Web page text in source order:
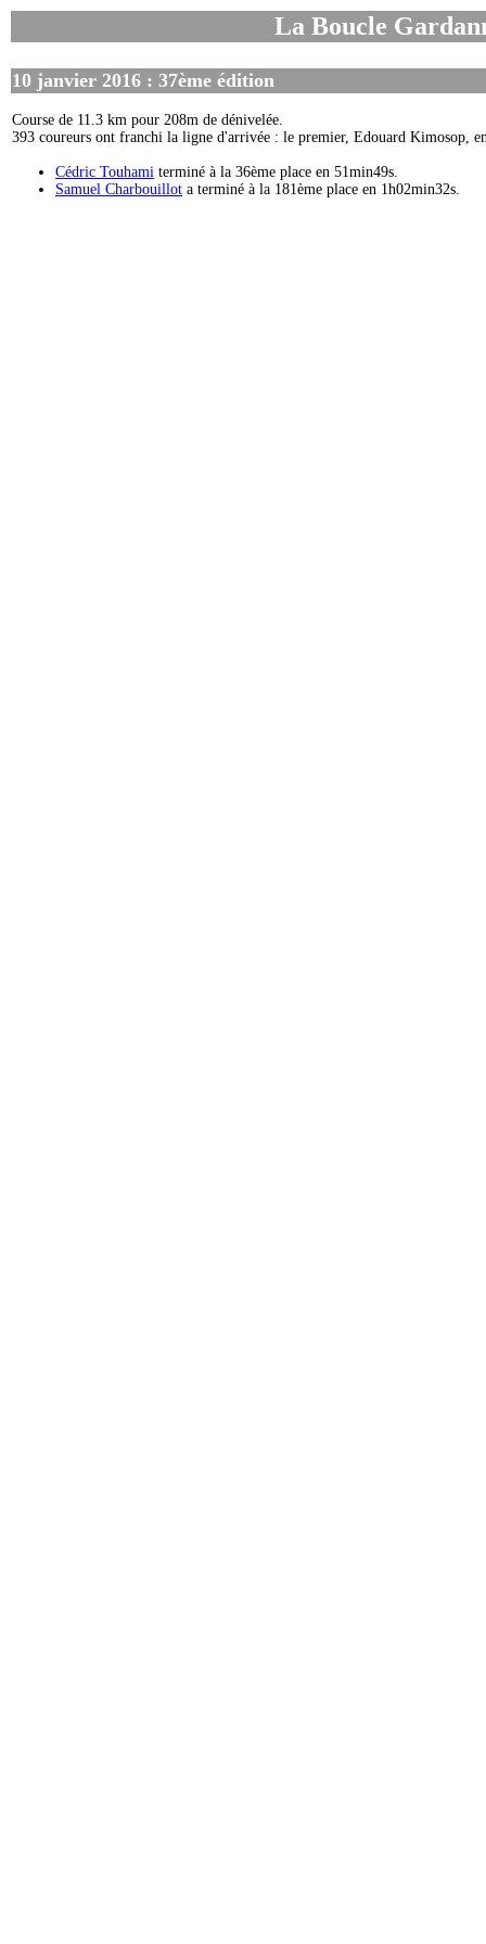
La Boucle
10 janvier 2016 : 37ème édition
Course de 11.3 km pour 208m de dénivelée.
393 coureurs ont franchi la ligne d'arrivée : le premier, Edouard Kimosop,
Cédric Touhami terminé à la 36ème place en 51min49s.
Samuel Charbouillot a terminé à la 181ème place en 1h02min32s.